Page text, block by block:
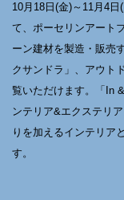
10月18日(金)～11月4
て、ポーセリンアート
ーン建材を製造・販売
クサンドラ」、アウト
覧いただけます。「In
ンテリア&エクステリ
りを加えるインテリア
す。